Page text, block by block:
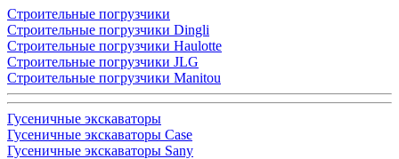
Строительные погрузчики
Строительные погрузчики Dingli
Строительные погрузчики Haulotte
Строительные погрузчики JLG
Строительные погрузчики Manitou
Гусеничные экскаваторы
Гусеничные экскаваторы Case
Гусеничные экскаваторы Sany